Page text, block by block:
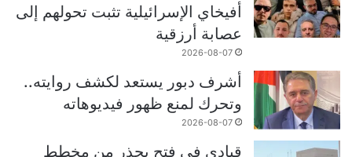
أفيخاي الإسرائيلية تثبت تحولهم إلى
عصابة أرزقية
2026-08-07
أشرف دبور يستعد لكشف روايته..
وتحرك لمنع ظهور فيديوهاته
2026-08-07
قيادي في فتح يحذر من مخطط